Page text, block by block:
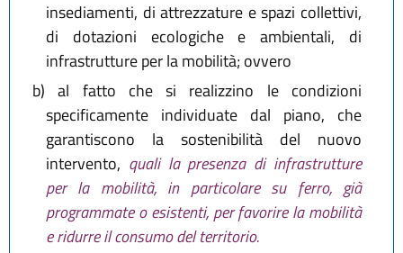
insediamenti, di attrezzature e spazi collettivi,
di dotazioni ecologiche e ambientali, di
infrastrutture per la mobilità; ovvero
b) al fatto che si realizzino le condizioni
specificamente individuate dal piano, che
garantiscono la sostenibilità del nuovo
intervento, quali la presenza di infrastrutture
per la mobilità, in particolare su ferro, già
programmate o esistenti, per favorire la mobilità
e ridurre il consumo del territorio.